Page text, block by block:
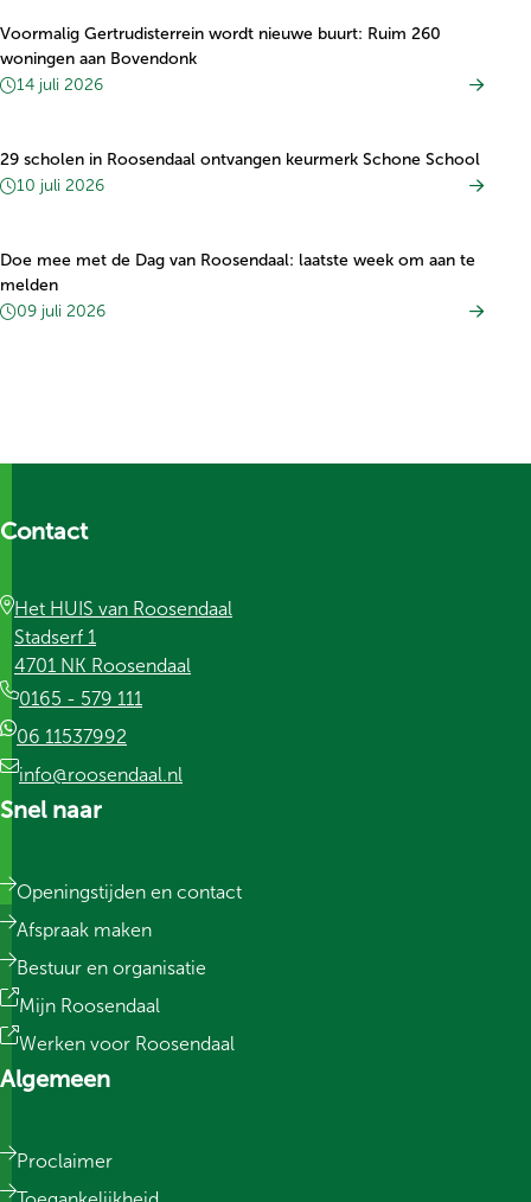
Voormalig Gertrudisterrein wordt nieuwe buurt: Ruim 260
woningen aan Bovendonk
14 juli 2026
29 scholen in Roosendaal ontvangen keurmerk Schone School
10 juli 2026
Doe mee met de Dag van Roosendaal: laatste week om aan te
melden
09 juli 2026
Contact
Het HUIS van Roosendaal
Stadserf 1
4701 NK Roosendaal
0165 - 579 111
06 11537992
info@roosendaal.nl
Snel naar
Openingstijden en contact
Afspraak maken
Bestuur en organisatie
Mijn Roosendaal
Werken voor Roosendaal
Algemeen
Proclaimer